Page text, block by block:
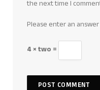
the next time I
Please enter an
4 × two =